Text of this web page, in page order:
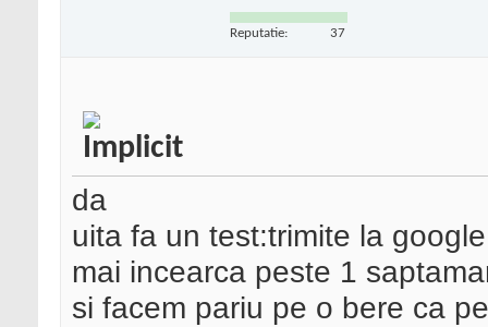
Reputatie: 37
da
uita fa un test:trimite la
mai incearca peste 1
si facem pariu pe o bere ca